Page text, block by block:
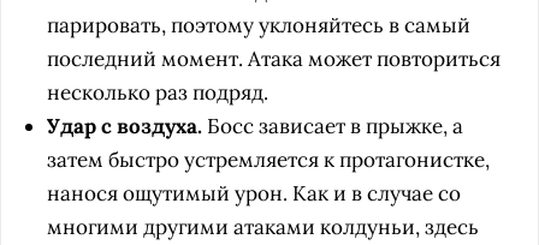
парировать, поэтому уклоняйтесь в самый
последний момент. Атака может повториться
несколько раз подряд.
Удар с воздуха. Босс зависает в прыжке, а
затем быстро устремляется к протагонистке,
нанося ощутимый урон. Как и в случае со
многими другими атаками колдуньи, здесь